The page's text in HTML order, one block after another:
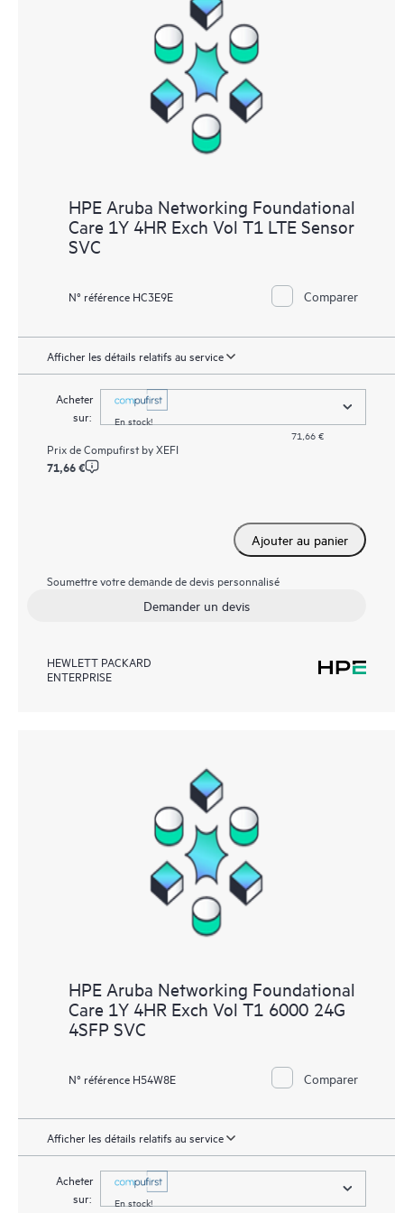
HPE Aruba Networking Foundational
Care 1Y 4HR Exch Vol T1 LTE Sensor
SVC
N° référence HC3E9E Comparer
Afficher les détails relatifs au service
Acheter
sur:
En stock!
71,66 €
Prix deCompufirst by XEFI
71,66 €
Ajouter au panier
Soumettre votre demande de devis personnalisé
Demander un devis
HEWLETT PACKARD
ENTERPRISE
HPE Aruba Networking Foundational
Care 1Y 4HR Exch Vol T1 6000 24G
4SFP SVC
N° référence H54W8E Comparer
Afficher les détails relatifs au service
Acheter
sur:
En stock!